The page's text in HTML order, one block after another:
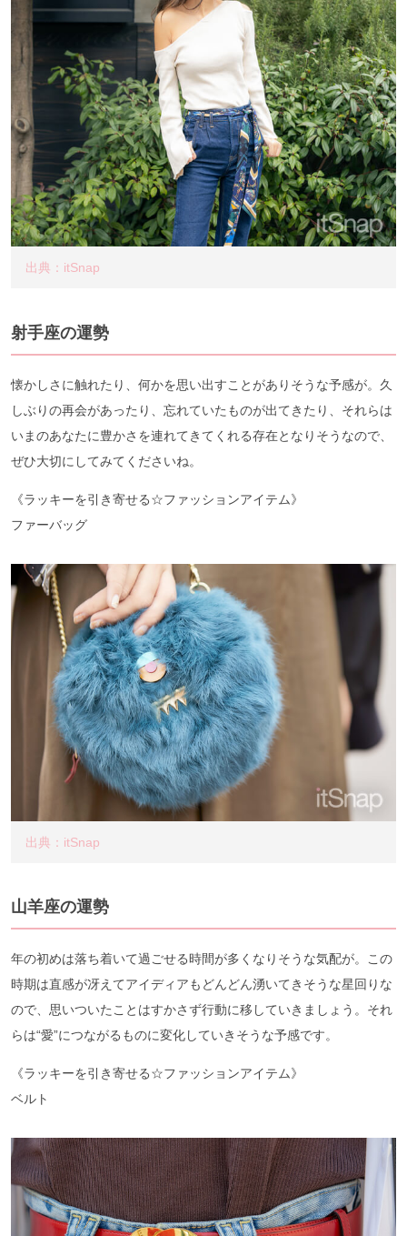
出典：itSnap
射手座の運勢
懐かしさに触れたり、何かを思い出すことがありそうな予感が。久
しぶりの再会があったり、忘れていたものが出てきたり、それらは
いまのあなたに豊かさを連れてきてくれる存在となりそうなので、
ぜひ大切にしてみてくださいね。
《ラッキーを引き寄せる☆ファッションアイテム》
ファーバッグ
出典：itSnap
山羊座の運勢
年の初めは落ち着いて過ごせる時間が多くなりそうな気配が。この
時期は直感が冴えてアイディアもどんどん湧いてきそうな星回りな
ので、思いついたことはすかさず行動に移していきましょう。それ
らは“愛”につながるものに変化していきそうな予感です。
《ラッキーを引き寄せる☆ファッションアイテム》
ベルト